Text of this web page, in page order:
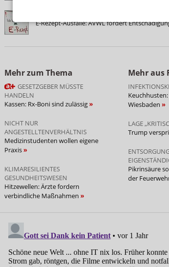
E-Rezept-Ausfälle: AVWL fordert
Mehr zum Thema
GESETZGEBER MÜSSTE
HANDELN
Kassen: Rx-Boni sind zulässig
NICHT NUR
ANGESTELLTENVERHÄLTNIS
Medizinstudenten wollen eigene
Praxis
KLIMARESILIENTES
GESUNDHEITSWESEN
Hitzewellen: Ärzte fordern
verbindliche Maßnahmen
Mehr aus
Wiesbaden
LAGE
Trump
Pikrinsäure
der